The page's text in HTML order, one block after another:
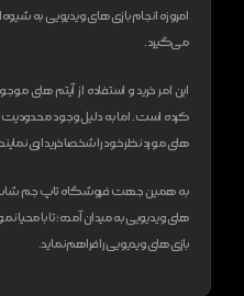
امروزه انجام بازی های ویدیویی به
می‌گیرد.
این امر خرید و استفاده از آیتم های
کرده است. اما به دلیل وجود محدودیت
های مورد نظر خود را شخصا خریداری
به همین جهت فروشگاه تاپ جم شاپ
های ویدیویی به میدان آمده؛ تا با محیا
بازی های ویدیویی را فراهم نماید.